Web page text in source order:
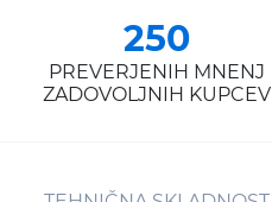
250
PREVERJENIH MNENJ
ZADOVOLJNIH KUPCEV